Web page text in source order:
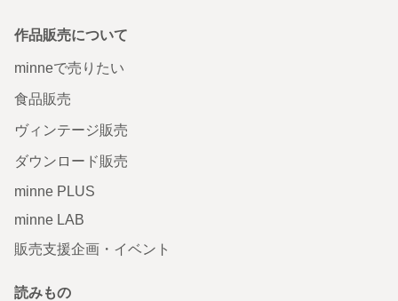
作品販売について
minneで売りたい
食品販売
ヴィンテージ販売
ダウンロード販売
minne PLUS
minne LAB
販売支援企画・イベント
読みもの